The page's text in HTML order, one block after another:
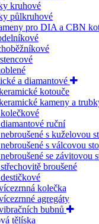
kruhové
půlkruhové
pro DIA a CBN
a diamantové
kotouče
kameny a
ruční
s kuželovou
s válcovou
se závitovou
broušené
kolečka
agregáty
bubnů
tělíska